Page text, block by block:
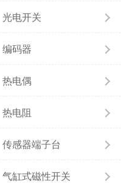
光电开关
编码器
热电偶
热电阻
传感器端子台
气缸式磁性开关